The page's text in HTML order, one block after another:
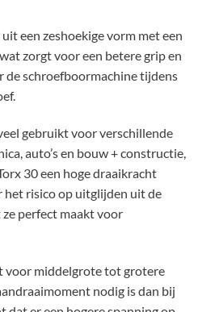
een zeshoekige vorm met een
zorgt voor een betere grip en
de schroefboormachine tijdens
gebruikt voor verschillende
auto’s en bouw + constructie,
30 een hoge draaikracht
het risico op uitglijden uit de
perfect maakt voor
voor middelgrote tot grotere
nodig is dan bij